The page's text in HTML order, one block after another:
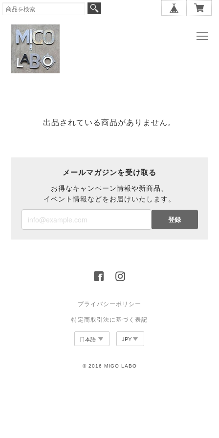
出品されている商品がありません。
メールマガジンを受け取る
お得なキャンペーン情報や新商品、
イベント情報などをお届けいたします。
登録
プライバシーポリシー
特定商取引法に基づく表記
© 2016 MIGO LABO